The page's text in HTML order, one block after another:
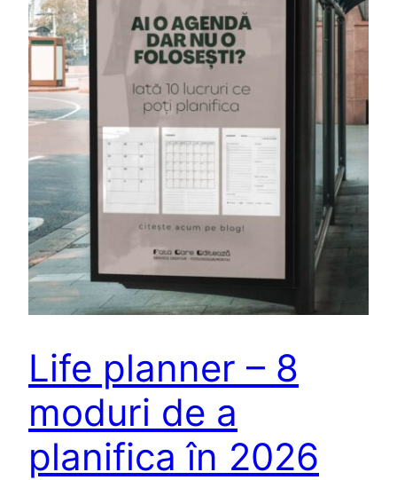
Life planner – 8
moduri de a
planifica în 2026